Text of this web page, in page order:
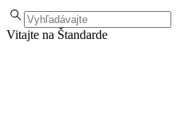
Vitajte na Štandarde